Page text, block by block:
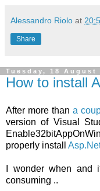
Alessandro Riolo at
Share
Tuesday, 18 August
How to install
After more than a
version of Visual
properly install
I wonder when
consuming ..